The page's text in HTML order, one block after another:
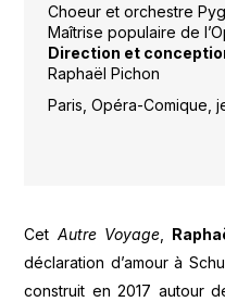
Choeur et orchestre
Maîtrise populaire de
Direction et
Raphaël Pichon
Paris, Opéra-Comique,
Cet Autre Voyage,
déclaration d’amour à
construit en 2017 autour